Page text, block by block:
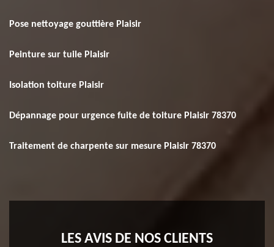
Pose nettoyage gouttière Plaisir
Peinture sur tuile Plaisir
Isolation toiture Plaisir
Dépannage pour urgence fuite de toiture Plaisir 78370
Traitement de charpente sur mesure Plaisir 78370
LES AVIS DE NOS CLIENTS